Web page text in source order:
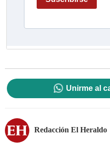
Unirme al
Redacción El Heraldo